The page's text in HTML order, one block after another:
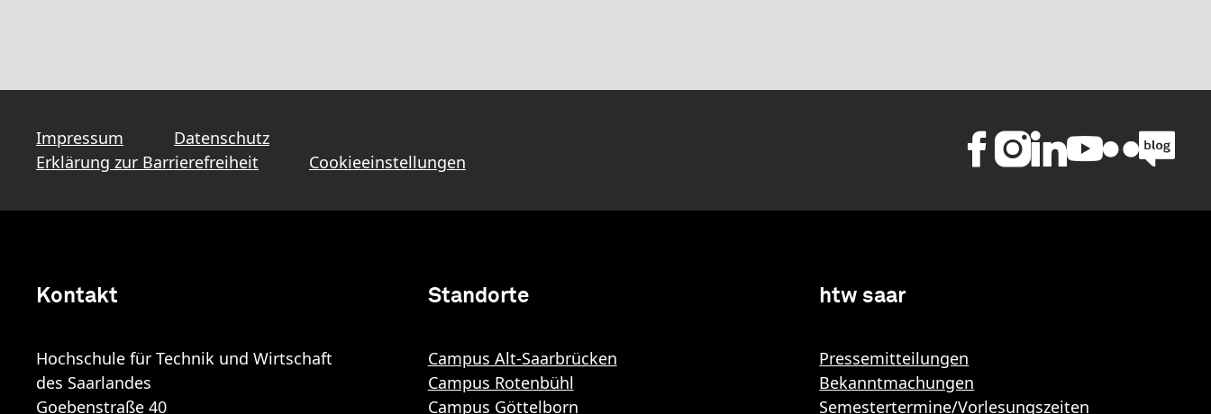
Impressum
Datenschutz
Erklärung zur Barrierefreiheit
Cookieeinstellungen
Kontakt
Hochschule für Technik und Wirtschaft
des Saarlandes
Goebenstraße 40
Standorte
Campus Alt-Saarbrücken
Campus Rotenbühl
Campus Göttelborn
htw saar
Pressemitteilungen
Bekanntmachungen
Semestertermine/Vorlesungszeiten